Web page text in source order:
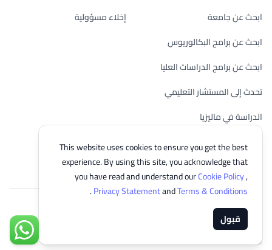
This website uses cookies to ensure you get the best
experience. By using this site, you acknowledge that
you have read and understand ourCookie Policy,
Privacy StatementandTerms & Conditions
.
قبول
تواصل
ابحث عن جامعة
ابحث عن برامج البكالوريوس
ابحث عن برامج الدراسات العليا
تحدث إلى المستشار التعليمي
الدراسة في ماليزيا
تحقق من أهليتك
إخلاء مسؤولية
© 2026 EasyUni Sdn Bhd, company registration number 200801016907
(818200-P). All rights reserved.